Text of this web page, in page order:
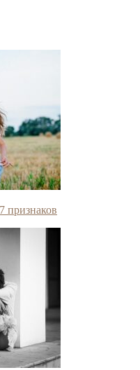
признаков